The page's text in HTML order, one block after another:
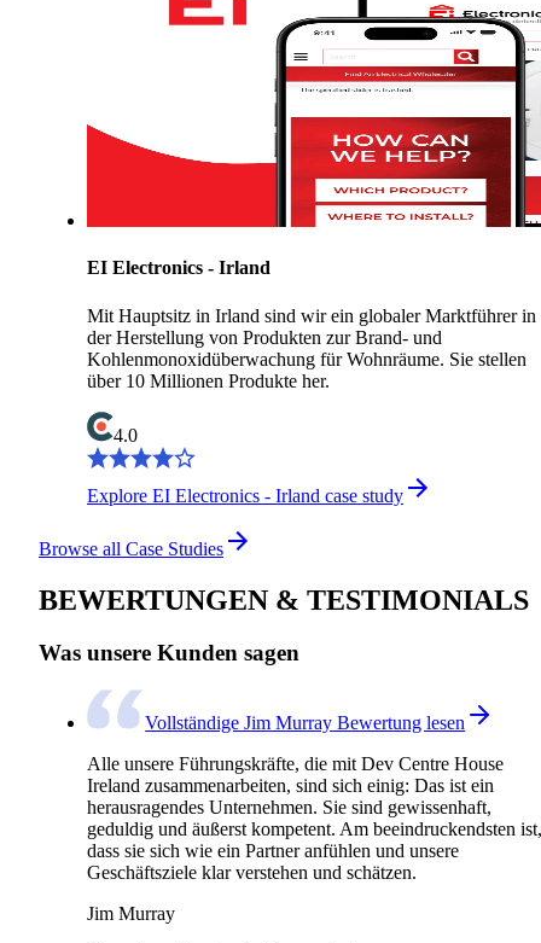
EI Electronics - Irland
Mit Hauptsitz in Irland sind wir ein globaler Marktführer in
der Herstellung von Produkten zur Brand- und
Kohlenmonoxidüberwachung für Wohnräume. Sie stellen
über 10 Millionen Produkte her.
4.0
Explore EI Electronics - Irland case study
Browse all Case Studies
BEWERTUNGEN & TESTIMONIALS
Was unsere Kunden sagen
Vollständige Jim Murray Bewertung lesen
Alle unsere Führungskräfte, die mit Dev Centre House
Ireland zusammenarbeiten, sind sich einig: Das ist ein
herausragendes Unternehmen. Sie sind gewissenhaft,
geduldig und äußerst kompetent. Am beeindruckendsten ist,
dass sie sich wie ein Partner anfühlen und unsere
Geschäftsziele klar verstehen und schätzen.
Jim Murray